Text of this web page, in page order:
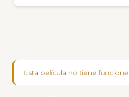
Esta película no tiene